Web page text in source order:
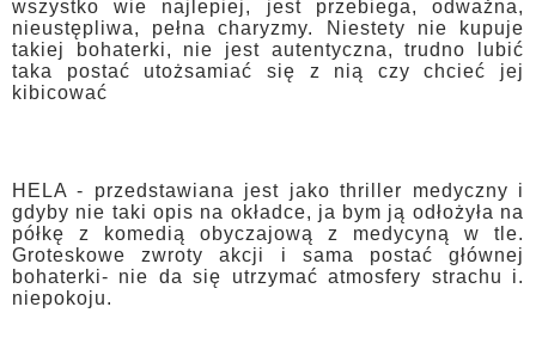
wszystko wie najlepiej, jest przebiega, odważna,
nieustępliwa, pełna charyzmy. Niestety nie kupuje
takiej bohaterki, nie jest autentyczna, trudno lubić
taka postać utożsamiać się z nią czy chcieć jej
kibicować
HELA - przedstawiana jest jako thriller medyczny i
gdyby nie taki opis na okładce, ja bym ją odłożyła na
półkę z komedią obyczajową z medycyną w tle.
Groteskowe zwroty akcji i sama postać głównej
bohaterki- nie da się utrzymać atmosfery strachu i.
niepokoju.